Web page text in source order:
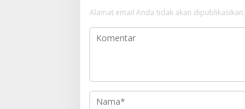
Alamat email Anda tidak akan dipublikasikan.